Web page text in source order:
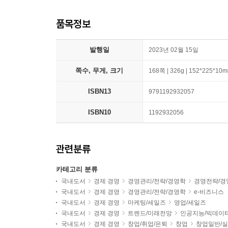
품목정보
발행일 2023년 02월 15일
쪽수, 무게, 크기 168쪽 | 326g |
ISBN13 9791192932057
ISBN10 1192932056
관련분류
카테고리 분류
국내도서 경제 경영 경영관리/전략/경영학
경영전략/경
국내도서
경제 경영 경영관리/전략/경영학
e-비즈니스
국내도서
경제 경영 마케팅/세일즈
영업/세일즈
국내도서
경제 경영 트렌드/미래전망
인공지능/빅데이
국내도서
경제 경영 창업/취업/은퇴 창업
창업일반/